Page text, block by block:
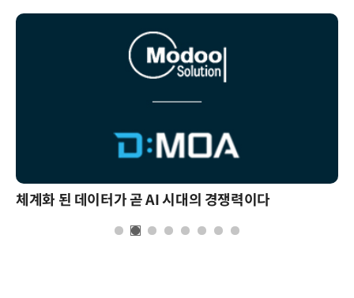
체계화 된 데이터가 곧 AI 시대의 경쟁력이다